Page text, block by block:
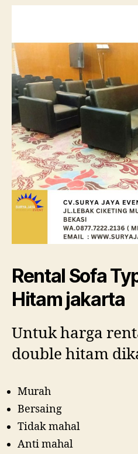
Rental Sofa
Hitam jakarta
Untuk harga
double hitam
Murah
Bersaing
Tidak mahal
Anti mahal